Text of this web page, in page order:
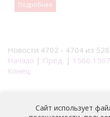
Подробнее
Новости 4702 - 4704 из
Начало | Пред. | 1566 1567
Конец
Сайт использует